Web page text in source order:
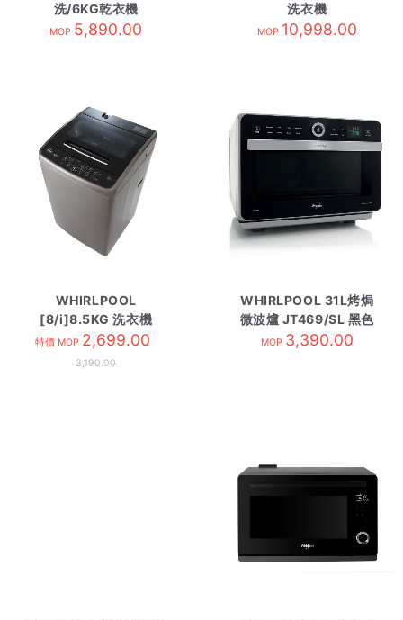
洗/6KG乾衣機
WFCR86430
MOP 5,890.00
洗衣機
3LWTW4815FW
MOP 10,998.00
WHIRLPOOL
[8/i]8.5KG 洗衣機
VEMC85821 金色
特價 MOP 2,699.00
3,190.00
WHIRLPOOL 31L烤焗
微波爐 JT469/SL 黑色
MOP 3,390.00